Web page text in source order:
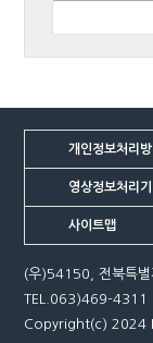
개인정보처리방
영상정보처리
사이트맵
(우)54150, 전북특
TEL.063)469-4311
Copyright(c) 2024